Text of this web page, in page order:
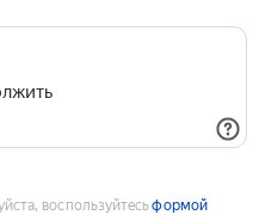
воспользуйтесьформой